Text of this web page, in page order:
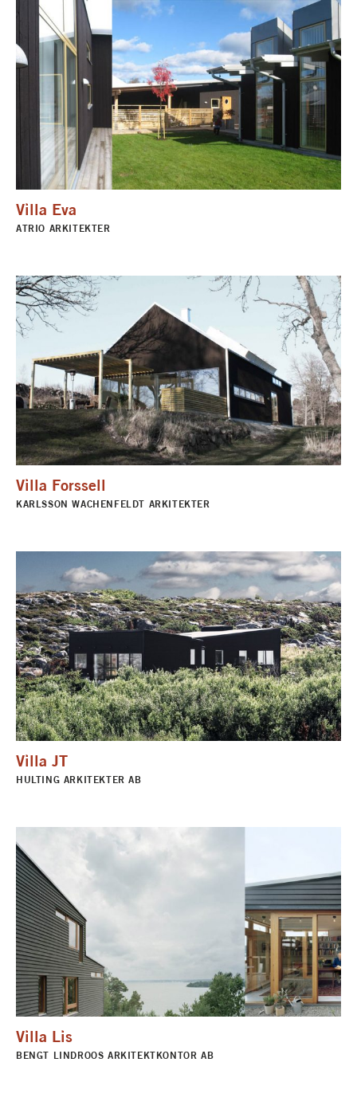
Villa Eva
ATRIO ARKITEKTER
Villa Forssell
KARLSSON WACHENFELDT ARKITEKTER
Villa JT
HULTING ARKITEKTER AB
Villa Lis
BENGT LINDROOS ARKITEKTKONTOR AB